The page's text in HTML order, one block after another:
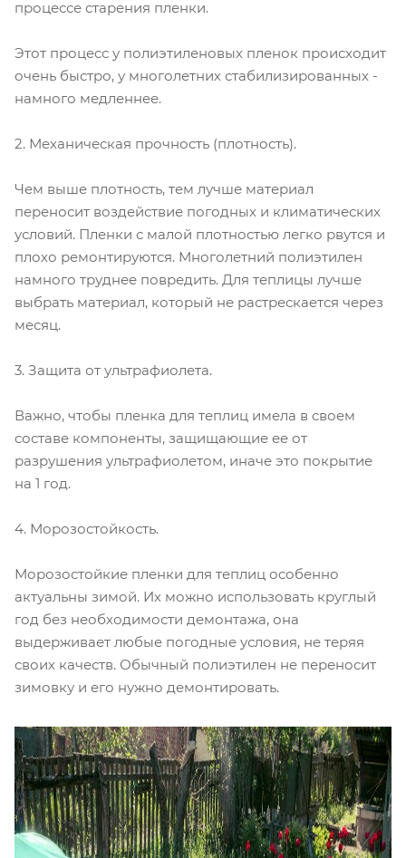
процессе старения пленки.
Этот процесс у полиэтиленовых пленок происходит
очень быстро, у многолетних стабилизированных -
намного медленнее.
2. Механическая прочность (плотность).
Чем выше плотность, тем лучше материал
переносит воздействие погодных и климатических
условий. Пленки с малой плотностью легко рвутся и
плохо ремонтируются. Многолетний полиэтилен
намного труднее повредить. Для теплицы лучше
выбрать материал, который не растрескается через
месяц.
3. Защита от ультрафиолета.
Важно, чтобы пленка для теплиц имела в своем
составе компоненты, защищающие ее от
разрушения ультрафиолетом, иначе это покрытие
на 1 год.
4. Морозостойкость.
Морозостойкие пленки для теплиц особенно
актуальны зимой. Их можно использовать круглый
год без необходимости демонтажа, она
выдерживает любые погодные условия, не теряя
своих качеств. Обычный полиэтилен не переносит
зимовку и его нужно демонтировать.